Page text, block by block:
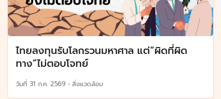
ไทยลงทุนรับโลกรวนมหาศาล แต่“ผิดที่ผิด
ทาง”ไม่ตอบโจทย์
วันที่ 31 ก.ค. 2569 • สิ่งแวดล้อม